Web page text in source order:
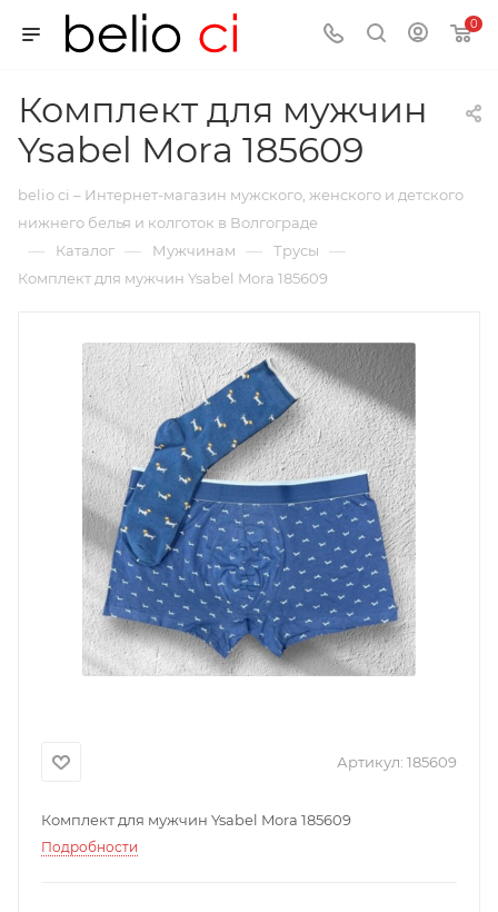
0
Комплект для мужчин
Ysabel Mora 185609
belio ci – Интернет-магазин мужского, женского и детского
нижнего белья и колготок в Волгограде
— Каталог — Мужчинам — Трусы —
Комплект для мужчин Ysabel Mora 185609
Артикул: 185609
Комплект для мужчин Ysabel Mora 185609
Подробности